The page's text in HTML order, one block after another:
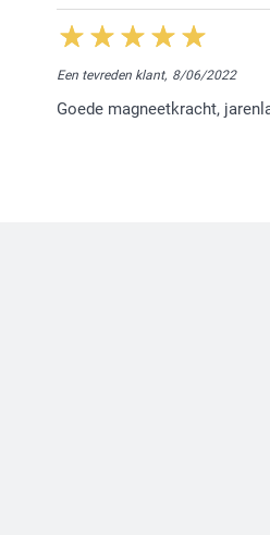
Een tevreden klant, 8/06/2022
Goede magneetkracht,